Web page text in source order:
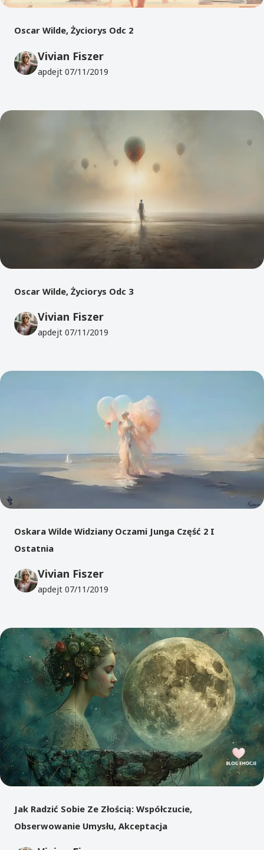
Oscar Wilde, Życiorys Odc 2
Vivian Fiszer
apdejt 07/11/2019
Oscar Wilde, Życiorys Odc 3
Vivian Fiszer
apdejt 07/11/2019
Oskara Wilde Widziany Oczami Junga Część 2 I
Ostatnia
Vivian Fiszer
apdejt 07/11/2019
Jak Radzić Sobie Ze Złością: Współczucie,
Obserwowanie Umysłu, Akceptacja